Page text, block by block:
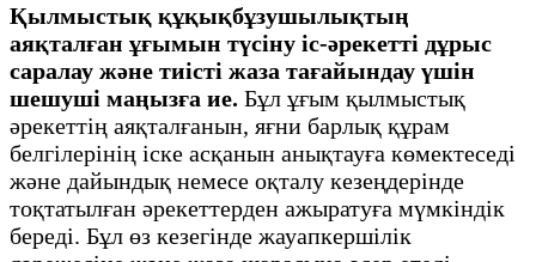
Қылмыстық құқықбұзушылықтың
аяқталған ұғымын түсіну іс-әрекетті дұрыс
саралау және тиісті жаза тағайындау үшін
шешуші маңызға ие. Бұл ұғым қылмыстық
әрекеттің аяқталғанын, яғни барлық құрам
белгілерінің іске асқанын анықтауға көмектеседі
және дайындық немесе оқталу кезеңдерінде
тоқтатылған әрекеттерден ажыратуға мүмкіндік
береді. Бұл өз кезегінде жауапкершілік